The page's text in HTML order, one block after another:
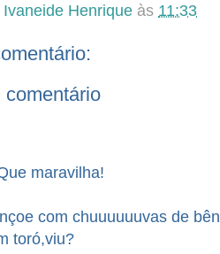
Ivaneide Henrique às 11:33
comentário
maravilha!
com chuuuuuuvas de
toró,viu?